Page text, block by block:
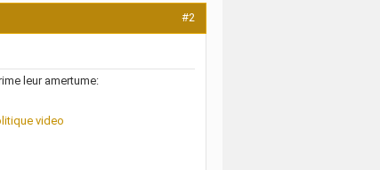
#2
leur amertume:
video